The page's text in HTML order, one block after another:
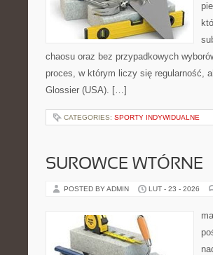
chaosu oraz bez przypadkowych
proces, w którym liczy się regularność,
Glossier (USA). […]
CATEGORIES: SPORTY INDYWIDUALNE
SUROWCE WTÓRNE
POSTED BY ADMIN LUT - 23 - 2026